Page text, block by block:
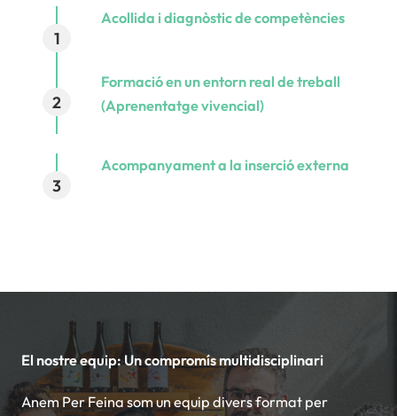
1
Acollida i diagnòstic de competències
2
Formació en un entorn real de treball
(Aprenentatge vivencial)
3
Acompanyament a la inserció externa
El nostre equip: Un compromís multidisciplinari
Anem Per Feina som un equip divers format per